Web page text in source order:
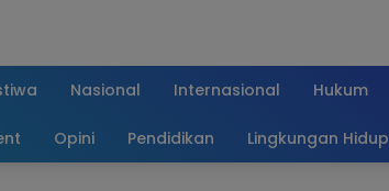
Nasional Internasional Hukum
Opini Pendidikan Lingkungan Hidup